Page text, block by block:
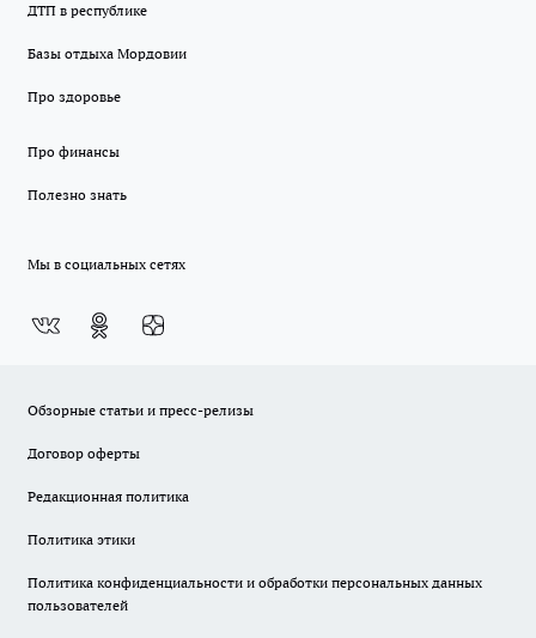
ДТП в республике
Базы отдыха Мордовии
Про здоровье
Про финансы
Полезно знать
Мы в социальных сетях
Обзорные статьи и пресс-релизы
Договор оферты
Редакционная политика
Политика этики
Политика конфиденциальности и обработки персональных данных
пользователей